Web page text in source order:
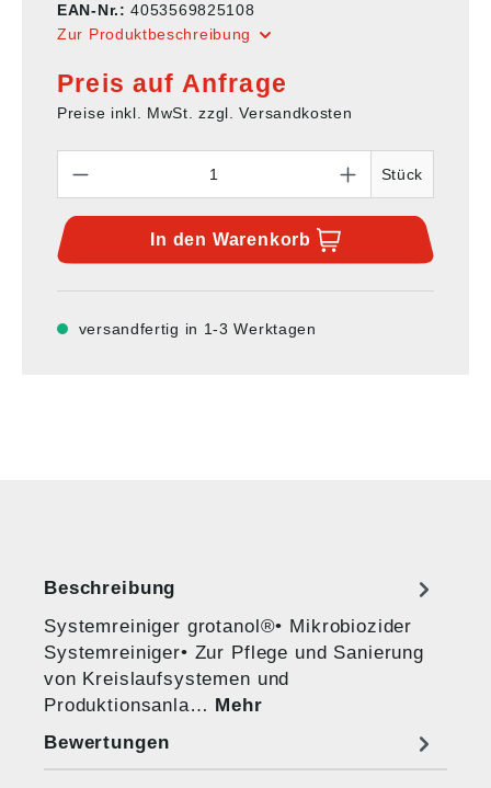
EAN-Nr.:4053569825108
Zur Produktbeschreibung
Preis auf Anfrage
Preise inkl. MwSt. zzgl. Versandkosten
Stück
In den Warenkorb
versandfertig in 1-3 Werktagen
Beschreibung
Systemreiniger grotanol®• Mikrobiozider
Systemreiniger• Zur Pflege und Sanierung
von Kreislaufsystemen und
Produktionsanla… Mehr
Bewertungen